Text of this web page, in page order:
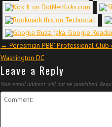
Post navigation
← Peresmian PBB’ Professional Club
Washington DC
Leave a Reply
Your email address will not be published.